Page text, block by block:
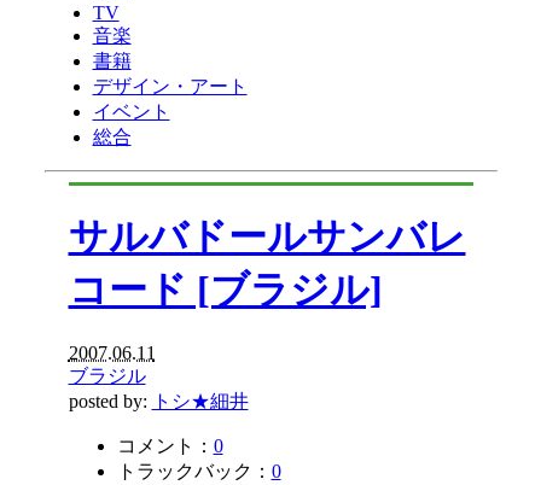
TV
音楽
書籍
デザイン・アート
イベント
総合
サルバドールサンバレ
コード [ブラジル]
2007.06.11
ブラジル
posted by:
トシ★細井
コメント： 0
トラックバック： 0